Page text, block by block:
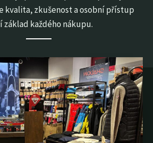
kvalita, zkušenost a osobní přístup
základ každého nákupu.